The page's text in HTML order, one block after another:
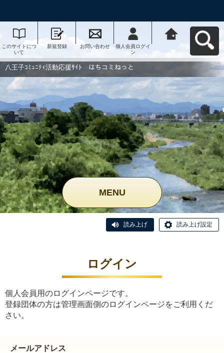
このサイトにつ
いて
新規登録 お問い合わせ
個人会員ログイ
ン
動応援ｻｲﾄ はち
コミねっとへ戻
八王子ｺﾐｭﾆﾃｨ活動応援ｻｲﾄ はちコミねっと
MENU
読み上げ 読み上げ設定
ログイン
個人会員用のログインページです。
登録団体の方は管理画面側のログインページをご利用くだ
さい。
メールアドレス